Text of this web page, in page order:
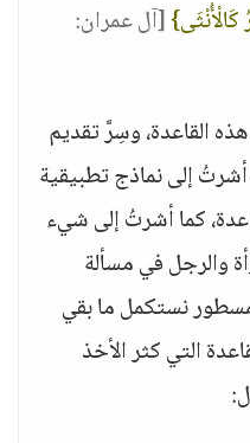
[آل عمران:
القاعدة، وسِرَّ تقديم
أشرتُ إلى نماذج تطبيقية
كما أشرتُ إلى شيء
والرجل في مسألة
نستكمل ما بقي
التي كثر الأخذ